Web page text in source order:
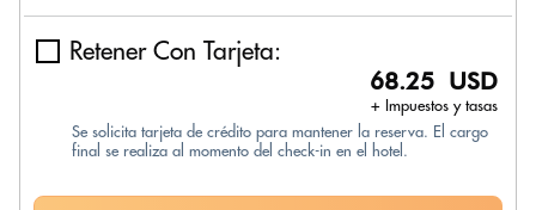
Retener Con Tarjeta:
68.25 USD
+ Impuestos y tasas
Se solicita tarjeta de crédito para mantener la reserva. El cargo
final se realiza al momento del check-in en el hotel.